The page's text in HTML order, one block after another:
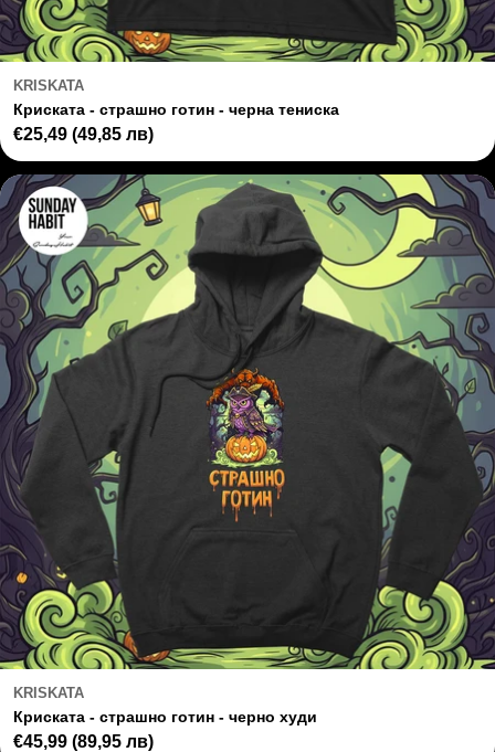
KRISKATA
Криската - страшно готин - черна тениска
Regular
price
€25,49 (49,85 лв)
KRISKATA
Криската - страшно готин - черно худи
Regular
€45,99 (89,95 лв)